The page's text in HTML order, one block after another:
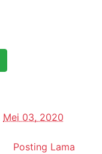
Mei 03, 2020
Posting Lama